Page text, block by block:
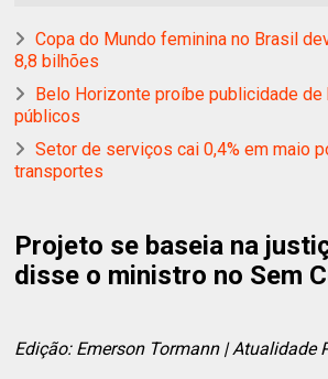
Copa do Mundo feminina no Brasil
8,8 bilhões
Belo Horizonte proíbe publicidade
públicos
Setor de serviços cai 0,4% em maio
transportes
Projeto se baseia na
disse o ministro no Sem
Edição: Emerson Tormann | Atualidade